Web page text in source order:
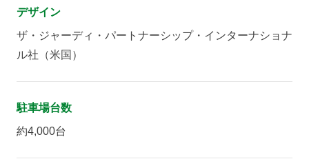
デザイン
ザ・ジャーディ・パートナーシップ・インターナショナ
ル社（米国）
駐車場台数
約4,000台